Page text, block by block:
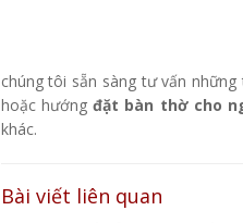
chúng tôi sẵn sàng tư vấn
hoặc hướngđặt bàn thờ cho
khác.
Bài viết liên quan